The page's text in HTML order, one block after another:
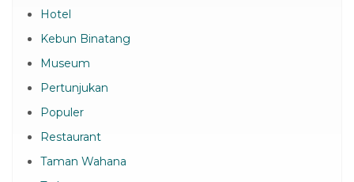
Hotel
Kebun Binatang
Museum
Pertunjukan
Populer
Restaurant
Taman Wahana